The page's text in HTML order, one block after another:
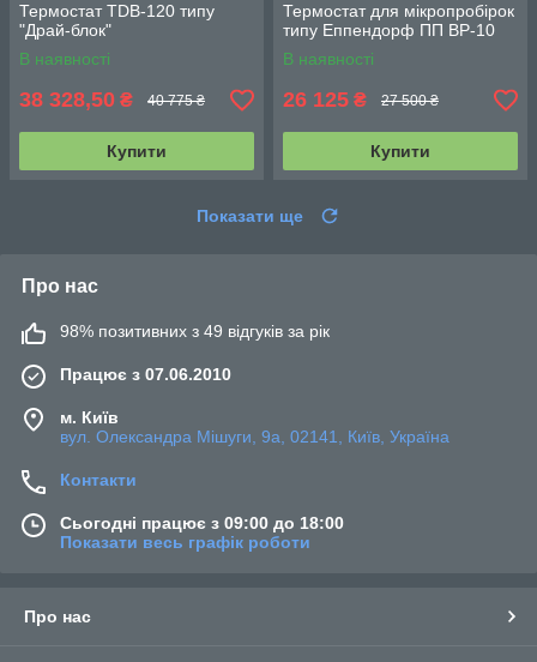
Термостат TDB-120 типу
"Драй-блок"
В наявності
38 328,50 ₴ 40 775 ₴
Купити
Термостат для мікропробірок
типу Еппендорф ПП ВР-10
В наявності
26 125 ₴ 27 500 ₴
Купити
Показати ще
Про нас
98% позитивних з 49 відгуків за рік
Працює з 07.06.2010
м. Київ
вул. Олександра Мішуги, 9а, 02141, Київ, Україна
Контакти
Сьогодні працює з 09:00 до 18:00
Показати весь графік роботи
Про нас